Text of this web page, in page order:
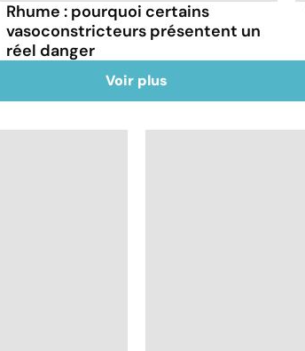
Rhume : pourquoi certains
vasoconstricteurs présentent un
réel danger
Voir plus